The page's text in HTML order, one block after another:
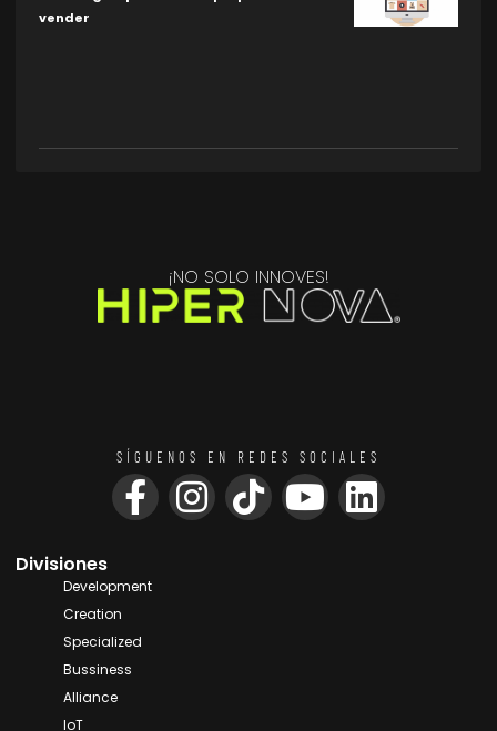
vender
¡NO SOLO INNOVES!
SÍGUENOS EN REDES SOCIALES
Divisiones
Development
Creation
Specialized
Bussiness
Alliance
IoT